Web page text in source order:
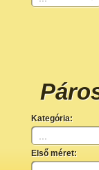
Kategória:
Első méret: